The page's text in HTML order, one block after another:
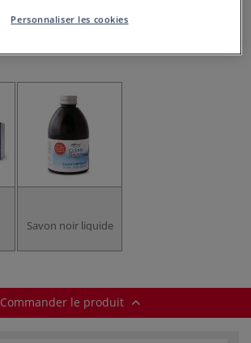
Savon noir liquide
Commander le produit
Personnaliser les cookies